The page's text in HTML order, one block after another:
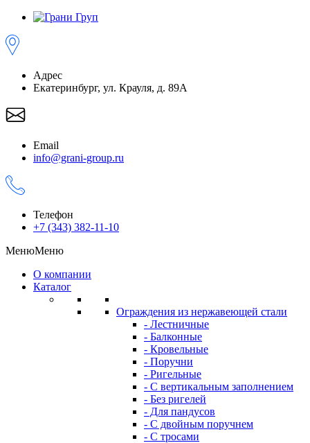
Адрес
Екатеринбург, ул. Крауля, д. 89А
Email
info@grani-group.ru
Телефон
+7 (343) 382-11-10
МенюМеню
О компании
Каталог
Ограждения из нержавеющей стали
- Лестничные
- Балконные
- Кровельные
- Поручни
- Ригельные
- С вертикальным заполнением
- Без ригелей
- Для пандусов
- С двойным поручнем
- С тросами